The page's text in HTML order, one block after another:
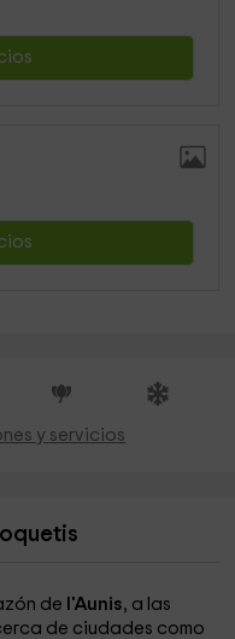
y servicios
de l'Aunis, a las
de ciudades como